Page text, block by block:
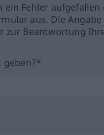
Fehler
aus. Die
zur Beantwortung
geben?*